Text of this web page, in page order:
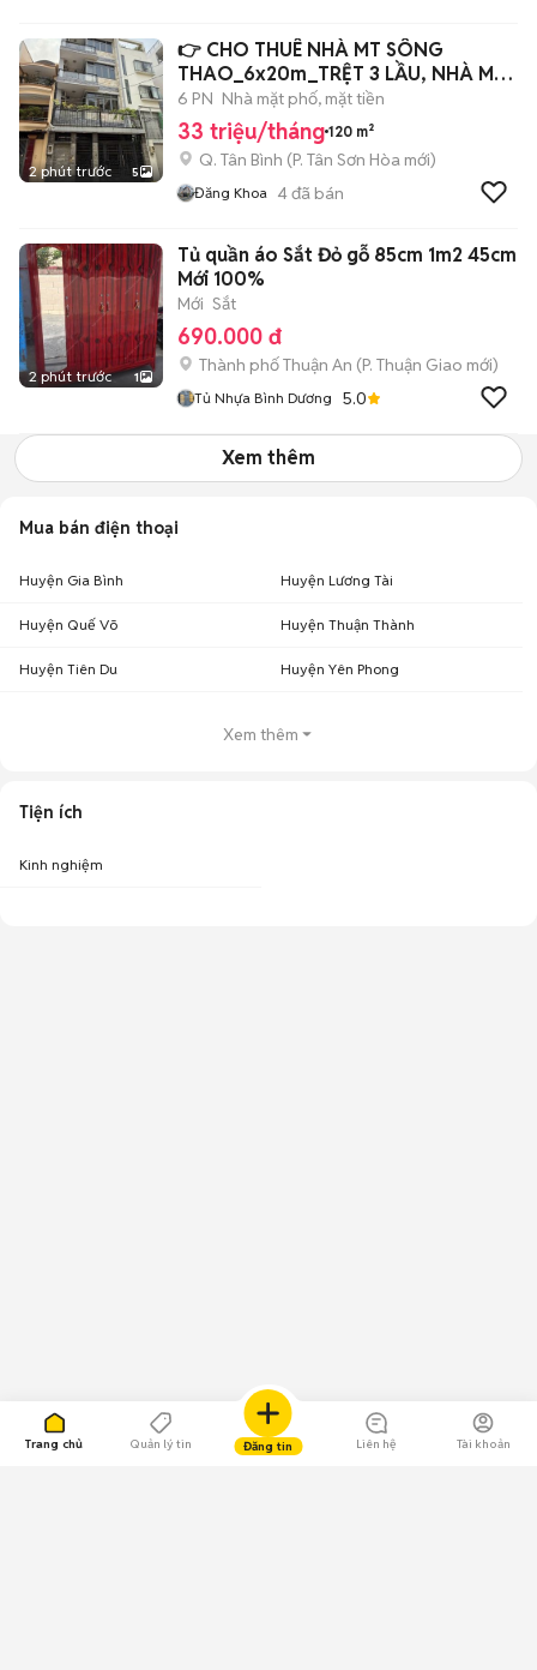
Trang chủ Quản lý tin Đăng tin Liên hệ Tài khoản
2 phút trước 5
👉 CHO THUÊ NHÀ MT SÔNG
THAO_6x20m_TRỆT 3 LẦU, NHÀ MỚI
ĐẸP.
6 PN Nhà mặt phố, mặt tiền
33 triệu/tháng 120 m²
Q. Tân Bình (P. Tân Sơn Hòa mới)
Đăng Khoa 4đã bán
2 phút trước 1
Tủ quần áo Sắt Đỏ gỗ 85cm 1m2 45cm
Mới 100%
Mới Sắt
690.000 đ
Thành phố Thuận An (P. Thuận Giao mới)
Tủ Nhựa Bình Dương 5.0
Xem thêm
Mua bán điện thoại
Huyện Gia Bình Huyện Lương Tài
Huyện Quế Võ Huyện Thuận Thành
Huyện Tiên Du Huyện Yên Phong
Xem thêm
Tiện ích
Kinh nghiệm